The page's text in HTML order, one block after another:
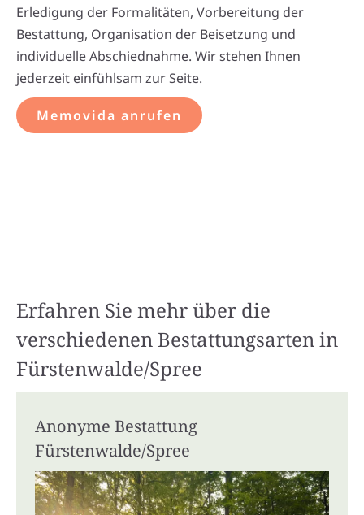
Erledigung der Formalitäten, Vorbereitung der
Bestattung, Organisation der Beisetzung und
individuelle Abschiednahme. Wir stehen Ihnen
jederzeit einfühlsam zur Seite.
Memovida anrufen
Erfahren Sie mehr über die
verschiedenen Bestattungsarten in
Fürstenwalde/Spree
Anonyme Bestattung
Fürstenwalde/Spree